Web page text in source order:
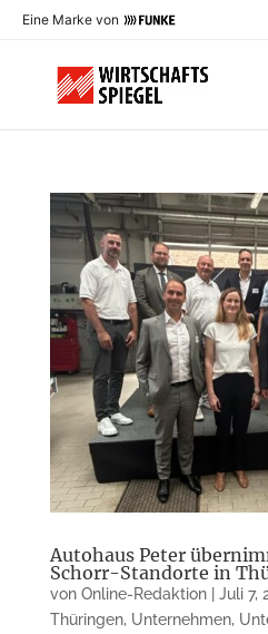
Eine Marke von
Autohaus Peter
Schorr-Standorte in
von Online-Redaktion| Juli 7,
Thüringen, Unternehmen,